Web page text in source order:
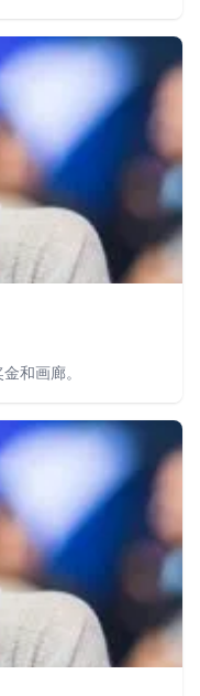
和画廊。